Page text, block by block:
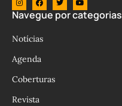
Navegue por categorias
Notícias
Agenda
Coberturas
Revista